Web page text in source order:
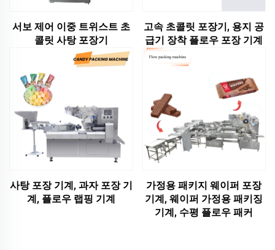
서보 제어 이중 트위스트 초
콜릿 사탕 포장기
고속 초콜릿 포장기, 용지 공
급기 장착 플로우 포장 기계
사탕 포장 기계, 과자 포장 기
계, 플로우 랩핑 기계
가정용 패키지 웨이퍼 포장
기계, 웨이퍼 가정용 패키징
기계, 수평 플로우 패커